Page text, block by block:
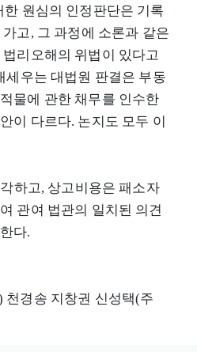
원심의 인정판단은 기록
고, 그 과정에 소론과 같은
리오해의 위법이 있다고
세우는 대법원 판결은 부동
물에 관한 채무를 인수한
이 다르다. 논지도 모두 이
하고, 상고비용은 패소자
관여 법관의 일치된 의견
다.
천경송 지창권 신성택(주